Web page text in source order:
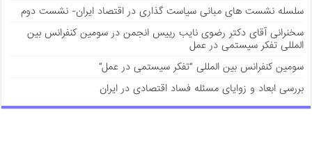
سلسله نشست های مبانی سیاست گذاری در اقتصاد ایران- نشست دوم
سخنرانی آقای دکتر رضوی نایب رییس انجمن در سومین کنفرانس بین
المللی تفکر سیستمی در عمل
سومین کنفرانس بین المللی “تفکر سیستمی در عمل”
بررسی ابعاد و زوایای مسئله فساد اقتصادی در ایران